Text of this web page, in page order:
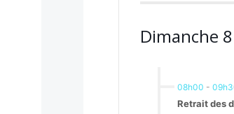
Dimanche
08h00 -
Retrait des